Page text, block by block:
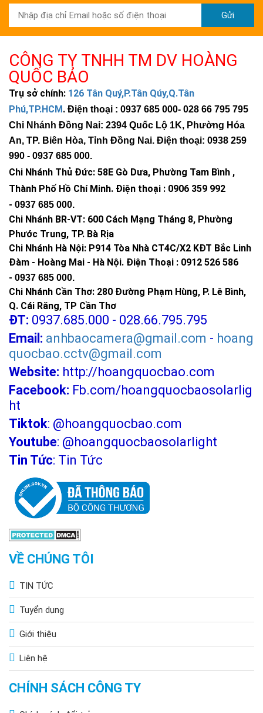
Gửi
CÔNG TY TNHH TM DV HOÀNG
QUỐC BẢO
Trụ sở chính: 126 Tân Quý,P.Tân Qúy,Q.Tân
Phú,TP.HCM. Điện thoại : 0937 685 000- 028 66 795 795
Chi Nhánh Đồng Nai: 2394 Quốc Lộ 1K, Phường Hóa
An, TP. Biên Hòa, Tỉnh Đồng Nai. Điện thoại: 0938 259
990 - 0937 685 000.
Chi Nhánh Thủ Đức: 58E Gò Dưa, Phường Tam Bình ,
Thành Phố Hồ Chí Minh. Điện thoại : 0906 359 992
- 0937 685 000.
Chi Nhánh BR-VT: 600 Cách Mạng Tháng 8, Phường
Phước Trung, TP. Bà Rịa
Chi Nhánh Hà Nội: P914 Tòa Nhà CT4C/X2 KĐT Bắc Linh
Đàm - Hoàng Mai - Hà Nội. Điện Thoại : 0912 526 586
- 0937 685 000.
Chi Nhánh Cần Thơ: 280 Đường Phạm Hùng, P. Lê Bình,
Q. Cái Răng, TP Cần Thơ
ĐT: 0937.685.000 - 028.66.795.795
Email: anhbaocamera@gmail.com - hoang
quocbao.cctv@gmail.com
Website: http://hoangquocbao.com
Facebook: Fb.com/hoangquocbaosolarlig
ht
Tiktok: @hoangquocbao.com
Youtube: @hoangquocbaosolarlight
Tin Tức: Tin Tức
VỀ CHÚNG TÔI
TIN TỨC
Tuyển dụng
Giới thiệu
Liên hệ
CHÍNH SÁCH CÔNG TY